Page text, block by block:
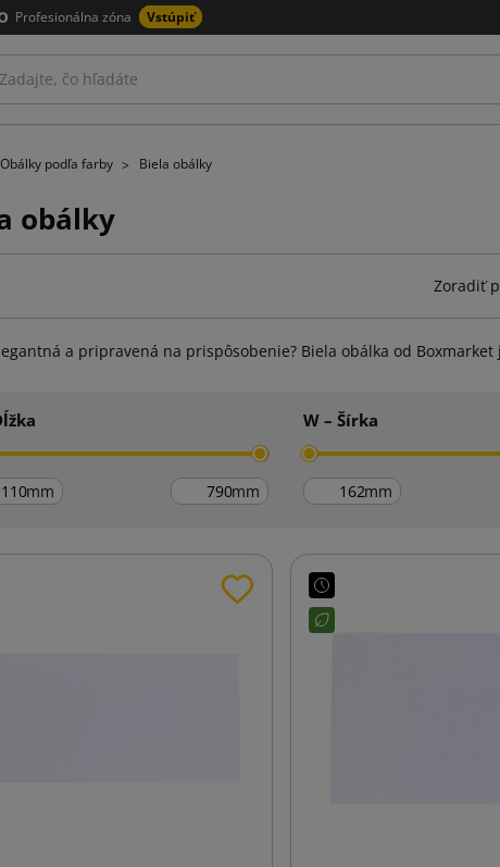
Profesionálna zóna Vstúpiť
Obálky podľa farby Biela obálky
obálky
Zoradiť
a pripravená na prispôsobenie? Biela obálka od
mm mm
W – Šírka
mm